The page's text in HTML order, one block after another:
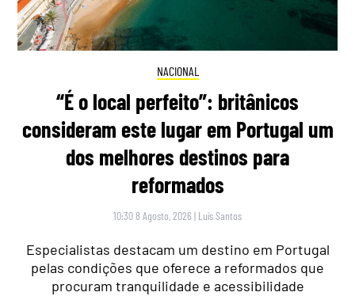
NACIONAL
“É o local perfeito”: britânicos
consideram este lugar em Portugal um
dos melhores destinos para
reformados
10:30 8 Agosto, 2026 | Luís Santos
Especialistas destacam um destino em Portugal
pelas condições que oferece a reformados que
procuram tranquilidade e acessibilidade